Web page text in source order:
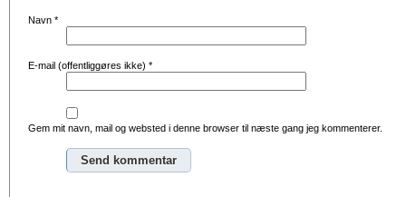
Navn *
E-mail (offentliggøres ikke) *
Gem mit navn, mail og websted i denne browser til næste gang jeg kommenterer.